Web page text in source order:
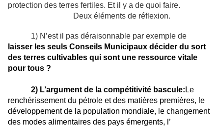
protection des terres fertiles. Et il y a de quoi faire.
Deux éléments de réflexion.
1) N’est il pas déraisonnable par exemple de
laisser les seuls Conseils Municipaux décider du sort
des terres cultivables qui sont une ressource vitale
pour tous ?
2) L’argument de la compétitivité bascule: Le
renchérissement du pétrole et des matières premières, le
développement de la population mondiale, le changement
des modes alimentaires des pays émergents, l’